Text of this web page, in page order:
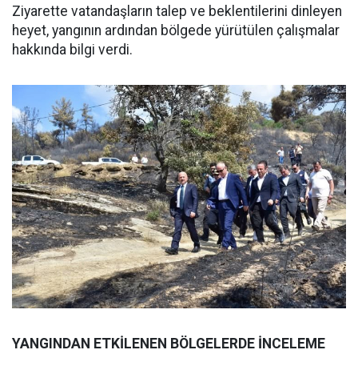
Ziyarette vatandaşların talep ve beklentilerini dinleyen
heyet, yangının ardından bölgede yürütülen çalışmalar
hakkında bilgi verdi.
YANGINDAN ETKİLENEN BÖLGELERDE İNCELEME